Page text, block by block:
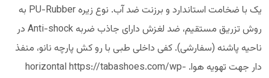
یک با ضخامت استاندارد و برزنت ضد آب. نوع زیره PU-Rubber به
روش تزریق مستقیم، ضد لغزش دارای جاذب ضربه Anti-shock در
ناحیه پاشنه (سفارشی). کفی داخلی طبی با رو کش پارچه نانو، منفذ
دار جهت تهویه هوا. horizontal https://tabashoes.com/wp-